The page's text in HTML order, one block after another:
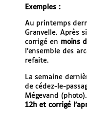
Exemples :
Au printemps
Granvelle. Après
corrigé en moins
l’ensemble des
refaite.
La semaine
de cédez-le-
Mégevand
12h et corrigé